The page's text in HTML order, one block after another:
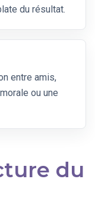
du résultat.
entre amis,
ou une
du